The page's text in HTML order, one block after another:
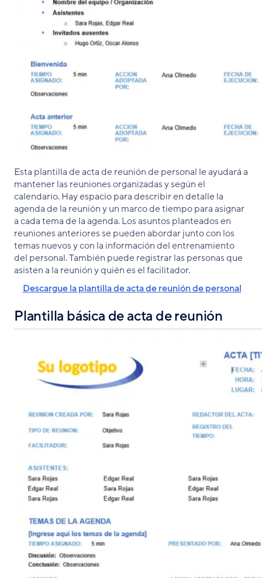
Esta plantilla de acta de reunión de personal le ayudará a
mantener las reuniones organizadas y según el
calendario. Hay espacio para describir en detalle la
agenda de la reunión y un marco de tiempo para asignar
a cada tema de la agenda. Los asuntos planteados en
reuniones anteriores se pueden abordar junto con los
temas nuevos y con la información del entrenamiento
del personal. También puede registrar las personas que
asisten a la reunión y quién es el facilitador.
Descargue la plantilla de acta de reunión de personal
Plantilla básica de acta de reunión